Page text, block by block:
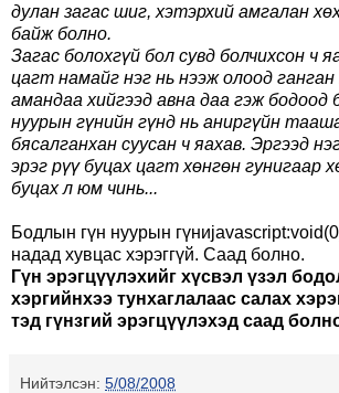
дулан загас шиг, хэтэрхий амгалан
байж болно.
Загас болохгүй бол сувд болчихсон ч
цагт намайг нэг нь нээж олоод
амандаа хийгээд авна даа гэж бодоод
нуурын гүнийн гүнд нь аниргүйн
бясалганхан суусан ч яахав. Эргээд
эрэг рүү буцах цагт хөнгөн гунигаар
буцах л юм чинь...
Бодлын гүн нуурын
надад хувцас хэрэггүй. Саад болно.
Гүн эрэгцүүлэхийг хүсвэл үзэл
хэргийнхээ тунхаглалаас салах
тэд гүнзгий эрэгцүүлэхэд саад
Нийтэлсэн: 5/08/2008